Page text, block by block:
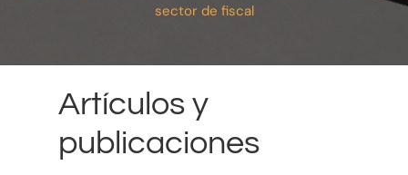
sector de fiscal
Artículos y
publicaciones